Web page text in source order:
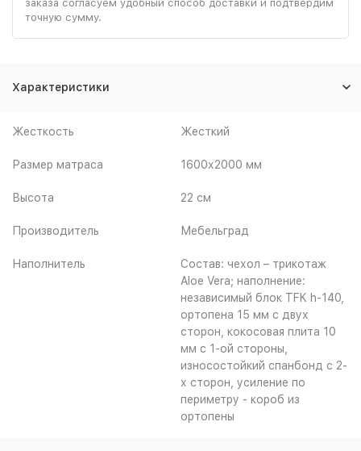
заказа согласуем удобный способ доставки и подтвердим
точную сумму.
Характеристики
Жесткость Жесткий
Размер матраса 1600х2000 мм
Высота 22 см
Производитель Мебельград
Наполнитель
Состав: чехол – трикотаж
Aloe Vera; наполнение:
независимый блок TFK h-140,
ортопена 15 мм с двух
сторон, кокосовая плита 10
мм с 1-ой стороны,
износостойкий спанбонд с 2-
х сторон, усиление по
периметру - короб из
ортопены